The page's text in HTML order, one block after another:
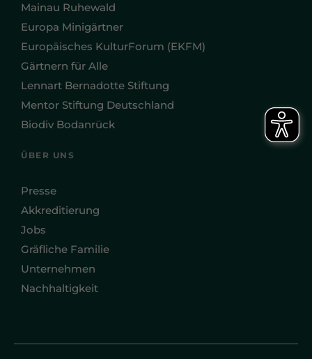
Mainau Ruhewald
Europa Minigärtner
Europäisches KulturForum (EKFM)
Gärtnern für Alle
Lennart Bernadotte Stiftung
Mentor Stiftung Deutschland
Biodiv Bodanrück
ÜBER UNS
Presse
Akkreditierung
Jobs
Gräfliche Familie
Unternehmen
Nachhaltigkeit